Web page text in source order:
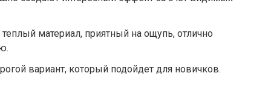
материал, приятный на ощупь, отлично
вариант, который подойдет для новичков.